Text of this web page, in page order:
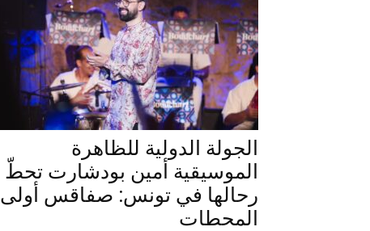
الجولة الدولية للظاهرة
الموسيقية أمين بودشارت تحطّ
رحالها في تونس: صفاقس أولى
المحطات